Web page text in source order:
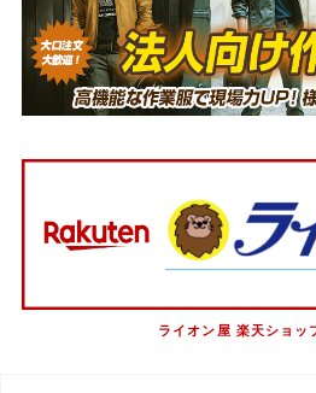
ライオン屋 楽天ショッ